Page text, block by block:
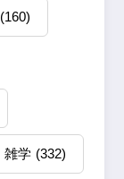
(160)
雑学 (332)